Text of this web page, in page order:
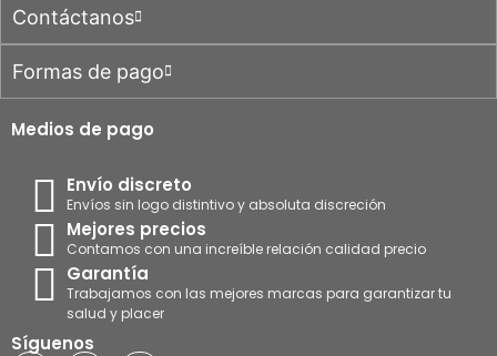
Contáctanos
Formas de pago
Medios de pago
Envío discreto
Envíos sin logo distintivo y absoluta discreción
Mejores precios
Contamos con una increíble relación calidad precio
Garantía
Trabajamos con las mejores marcas para garantizar tu
salud y placer
Síguenos